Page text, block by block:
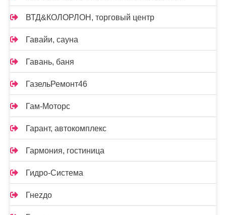
ВТД&КОЛОРЛОН, торговый центр
Гавайи, сауна
Гавань, баня
ГазельРемонт46
Гам-Моторс
Гарант, автокомплекс
Гармония, гостиница
Гидро-Система
Гнеzдо